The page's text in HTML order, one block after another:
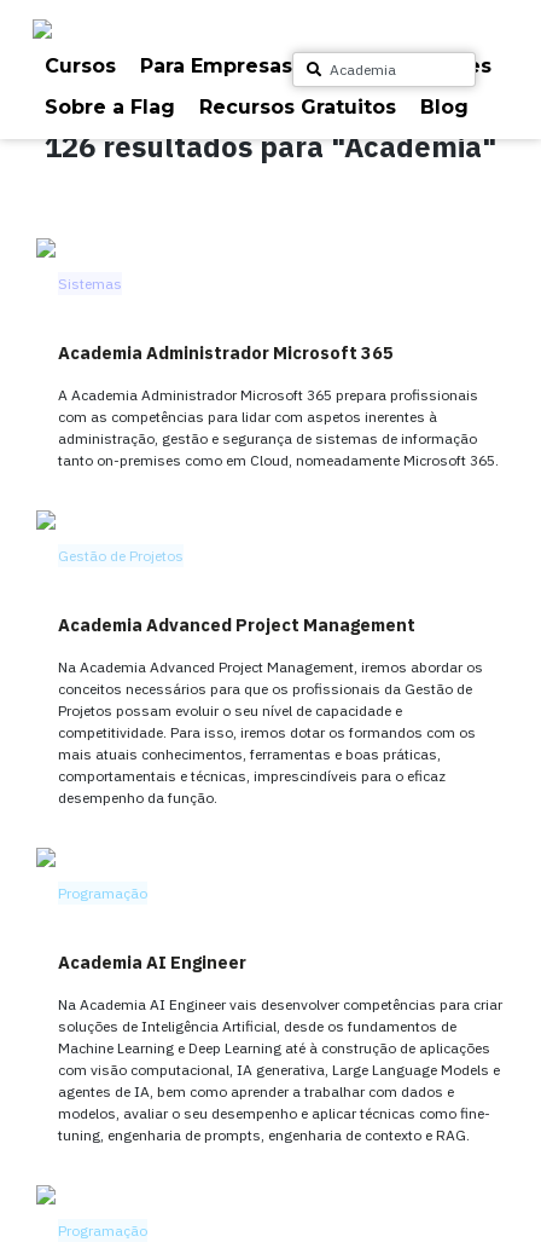
Cursos Para Empresas
Para Particulares
Sobre a Flag
Recursos Gratuitos Blog
Cursos (36) Notícias (74) Outros (16)
126 resultados para "Academia"
Sistemas
Academia Administrador Microsoft 365
A Academia Administrador Microsoft 365 prepara profissionais
com as competências para lidar com aspetos inerentes à
administração, gestão e segurança de sistemas de informação
tanto on-premises como em Cloud, nomeadamente Microsoft 365.
Gestão de Projetos
Academia Advanced Project Management
Na Academia Advanced Project Management, iremos abordar os
conceitos necessários para que os profissionais da Gestão de
Projetos possam evoluir o seu nível de capacidade e
competitividade. Para isso, iremos dotar os formandos com os
mais atuais conhecimentos, ferramentas e boas práticas,
comportamentais e técnicas, imprescindíveis para o eficaz
desempenho da função.
Programação
Academia AI Engineer
Na Academia AI Engineer vais desenvolver competências para criar
soluções de Inteligência Artificial, desde os fundamentos de
Machine Learning e Deep Learning até à construção de aplicações
com visão computacional, IA generativa, Large Language Models e
agentes de IA, bem como aprender a trabalhar com dados e
modelos, avaliar o seu desempenho e aplicar técnicas como fine-
tuning, engenharia de prompts, engenharia de contexto e RAG.
Programação